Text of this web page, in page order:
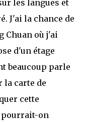
les langues et
J'ai la chance de
Chuan où j'ai
d'un étage
beaucoup parle
la carte de
cette
pourrait-on